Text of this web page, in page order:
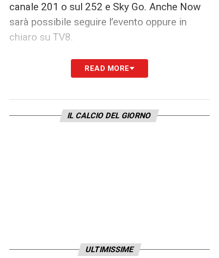
canale 201 o sul 252 e Sky Go. Anche Now
sarà possibile seguire l’evento oppure in
chiaro su TV8.
LA PLAYLIST DELLE NOSTRE TOP NEWS
READ MORE
IL CALCIO DEL GIORNO
ULTIMISSIME